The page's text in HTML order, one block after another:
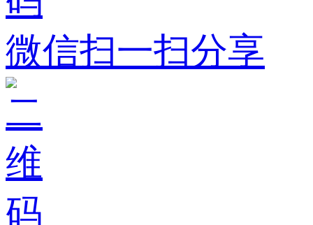
微信扫一扫分享